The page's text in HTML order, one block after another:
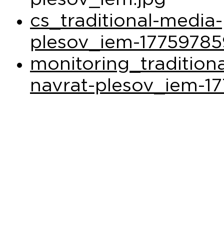
cs_traditional-
plesov_iem-
navrat-plesov_iem-